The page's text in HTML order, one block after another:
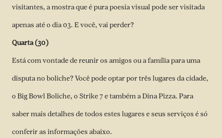
visitantes, a mostra que é pura poesia visual pode ser visitada
apenas até o dia 03. E você, vai perder?
Quarta (30)
Está com vontade de reunir os amigos ou a família para uma
disputa no boliche? Você pode optar por três lugares da cidade,
o Big Bowl Boliche, o Strike 7 e também a Dina Pizza. Para
saber mais detalhes de todos estes lugares e seus serviços é só
conferir as informações abaixo.